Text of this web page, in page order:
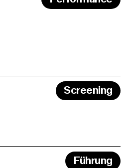
Screening
Führung